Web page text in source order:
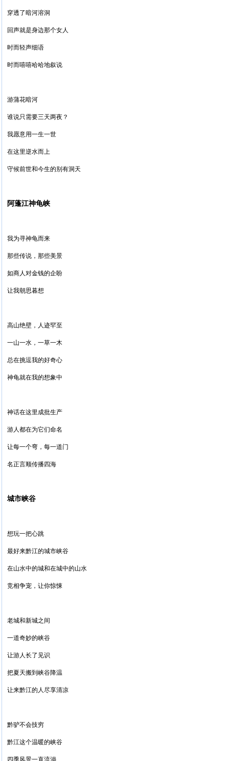
穿透了暗河溶洞
回声就是身边那个女人
时而轻声细语
时而嘻嘻哈哈地叙说
游蒲花暗河
谁说只需要三天两夜？
我愿意用一生一世
在这里逆水而上
守候前世和今生的别有洞天
阿蓬江神龟峡
我为寻神龟而来
那些传说，那些美景
如商人对金钱的企盼
让我朝思暮想
高山绝壁，人迹罕至
一山一水，一草一木
总在挑逗我的好奇心
神龟就在我的想象中
神话在这里成批生产
游人都在为它们命名
让每一个弯，每一道门
名正言顺传播四海
城市峡谷
想玩一把心跳
最好来黔江的城市峡谷
在山水中的城和在城中的山水
竞相争宠，让你惊悚
老城和新城之间
一道奇妙的峡谷
让游人长了见识
把夏天搬到峡谷降温
让来黔江的人尽享清凉
黔驴不会技穷
黔江这个温暖的峡谷
四季风景一直流淌